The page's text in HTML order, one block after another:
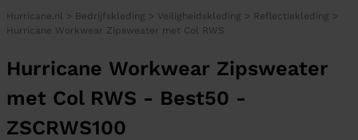
Hurricane.nl > Bedrijfskleding > Veiligheidskleding > Reflectiekleding >
Hurricane Workwear Zipsweater met Col RWS
Hurricane Workwear Zipsweater
met Col RWS - Best50 -
ZSCRWS100